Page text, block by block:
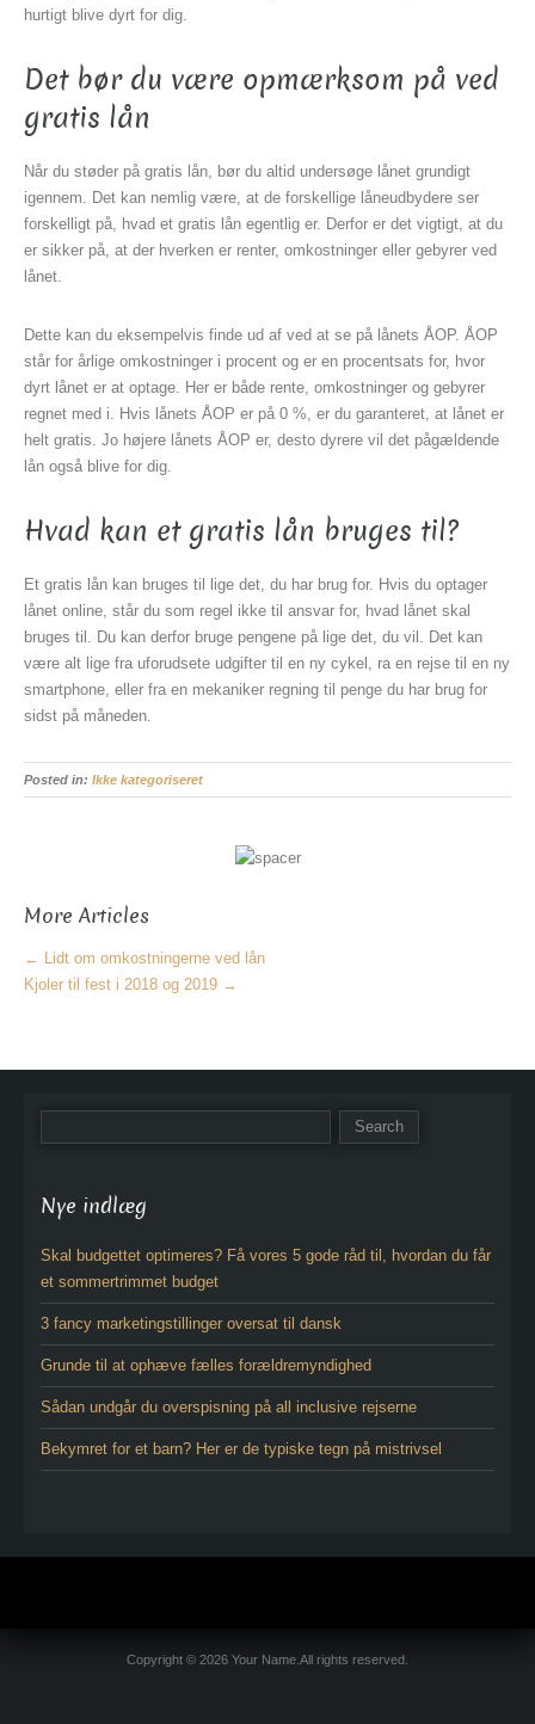
hurtigt blive dyrt for dig.
Det bør du være opmærksom på ved
gratis lån
Når du støder på gratis lån, bør du altid undersøge lånet grundigt
igennem. Det kan nemlig være, at de forskellige låneudbydere ser
forskelligt på, hvad et gratis lån egentlig er. Derfor er det vigtigt, at du
er sikker på, at der hverken er renter, omkostninger eller gebyrer ved
lånet.
Dette kan du eksempelvis finde ud af ved at se på lånets ÅOP. ÅOP
står for årlige omkostninger i procent og er en procentsats for, hvor
dyrt lånet er at optage. Her er både rente, omkostninger og gebyrer
regnet med i. Hvis lånets ÅOP er på 0 %, er du garanteret, at lånet er
helt gratis. Jo højere lånets ÅOP er, desto dyrere vil det pågældende
lån også blive for dig.
Hvad kan et gratis lån bruges til?
Et gratis lån kan bruges til lige det, du har brug for. Hvis du optager
lånet online, står du som regel ikke til ansvar for, hvad lånet skal
bruges til. Du kan derfor bruge pengene på lige det, du vil. Det kan
være alt lige fra uforudsete udgifter til en ny cykel, ra en rejse til en ny
smartphone, eller fra en mekaniker regning til penge du har brug for
sidst på måneden.
Posted in: Ikke kategoriseret
More Articles
← Lidt om omkostningerne ved lån
Kjoler til fest i 2018 og 2019 →
Nye indlæg
Skal budgettet optimeres? Få vores 5 gode råd til, hvordan du får
et sommertrimmet budget
3 fancy marketingstillinger oversat til dansk
Grunde til at ophæve fælles forældremyndighed
Sådan undgår du overspisning på all inclusive rejserne
Bekymret for et barn? Her er de typiske tegn på mistrivsel
Copyright © 2026 Your Name.All rights reserved.